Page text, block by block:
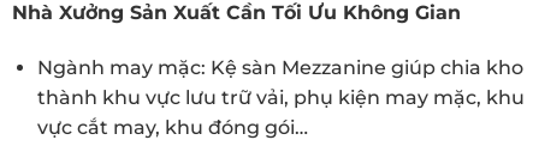
Nhà Xưởng Sản Xuất Cần Tối Ưu Không Gian
Ngành may mặc: Kệ sàn Mezzanine giúp chia kho
thành khu vực lưu trữ vải, phụ kiện may mặc, khu
vực cắt may, khu đóng gói…